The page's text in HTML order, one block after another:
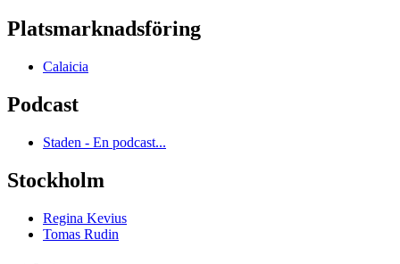
Platsmarknadsföring
Calaicia
Podcast
Staden - En podcast...
Stockholm
Regina Kevius
Tomas Rudin